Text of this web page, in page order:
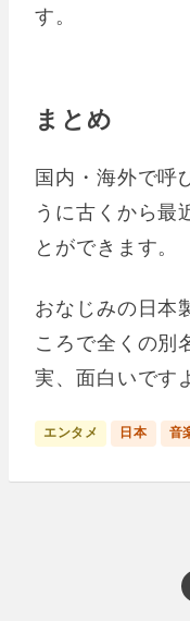
す。
まとめ
国内・海外で呼
うに古くから最
とができます。
おなじみの日本
ころで全くの別
実、面白いです
エンタメ 日本 音